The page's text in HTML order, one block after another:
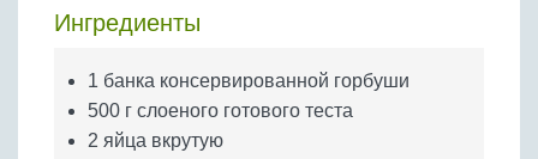
Крупы
Ингредиенты
1 банка консервированной горбуши
500 г слоеного готового теста
2 яйца вкрутую